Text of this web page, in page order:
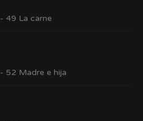
49 La carne
52 Madre e hija